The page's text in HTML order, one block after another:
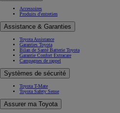
Accessoires
Produits d'entretien
Assistance & Garanties
Toyota Assistance
Garanties Toyota
Bilan de Santé Batterie Toyota
Garantie Confort Extracare
Campagnes de rappel
Systèmes de sécurité
Toyota T-Mate
Toyota Safety Sense
Assurer ma Toyota